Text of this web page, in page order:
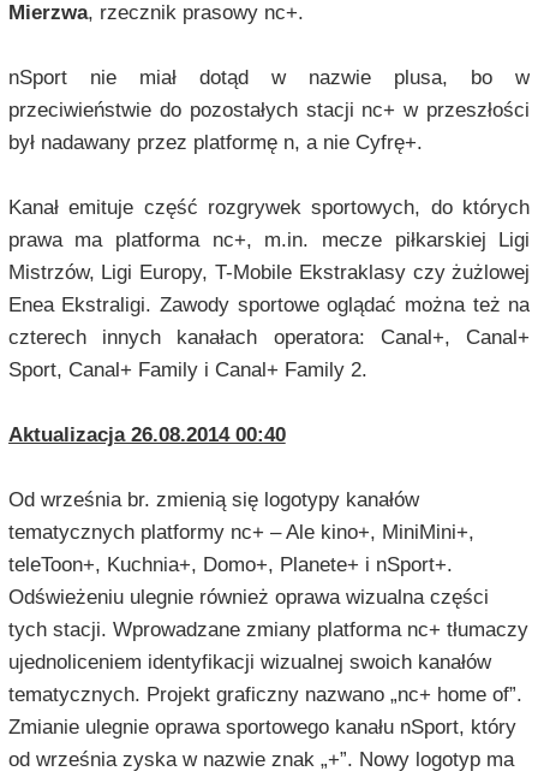
Mierzwa, rzecznik prasowy nc+.
nSport nie miał dotąd w nazwie plusa, bo w
przeciwieństwie do pozostałych stacji nc+ w przeszłości
był nadawany przez platformę n, a nie Cyfrę+.
Kanał emituje część rozgrywek sportowych, do których
prawa ma platforma nc+, m.in. mecze piłkarskiej Ligi
Mistrzów, Ligi Europy, T-Mobile Ekstraklasy czy żużlowej
Enea Ekstraligi. Zawody sportowe oglądać można też na
czterech innych kanałach operatora: Canal+, Canal+
Sport, Canal+ Family i Canal+ Family 2.
Aktualizacja 26.08.2014 00:40
Od września br. zmienią się logotypy kanałów
tematycznych platformy nc+ – Ale kino+, MiniMini+,
teleToon+, Kuchnia+, Domo+, Planete+ i nSport+.
Odświeżeniu ulegnie również oprawa wizualna części
tych stacji. Wprowadzane zmiany platforma nc+ tłumaczy
ujednoliceniem identyfikacji wizualnej swoich kanałów
tematycznych. Projekt graficzny nazwano „nc+ home of”.
Zmianie ulegnie oprawa sportowego kanału nSport, który
od września zyska w nazwie znak „+”. Nowy logotyp ma